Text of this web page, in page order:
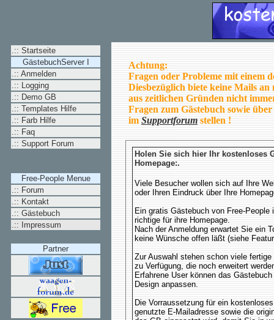
.:: Startseite
GästebuchServer I
.:: Anmelden
.:: Logging
.:: Demo GB
.:: Templates Hilfe
.:: Farb Hilfe
.:: Faq
.:: Support Forum
Free-People Menue
.:: Forum
.:: Kontakt
.:: Gästebuch
.:: Impressum
Partner
Achtung:
Fragen oder Probleme mit einem
Diesbezüglich biete keine Mails
aus zeitlichen Gründen nicht
Fragen zum Gästebuch sowie
im Supportforum stellen !
Holen Sie sich hier Ihr kostenloses
Homepage:.
Viele Besucher wollen sich auf Ihre
oder Ihren Eindruck über Ihre
Ein gratis Gästebuch von Free-People
richtige für ihre Homepage.
Nach der Anmeldung erwartet Sie ein
keine Wünsche offen läßt (siehe
Zur Auswahl stehen schon viele
zu Verfügung, die noch erweitert
Erfahrene User können das
Design anpassen.
Die Vorraussetzung für ein
genutzte E-Mailadresse sowie die